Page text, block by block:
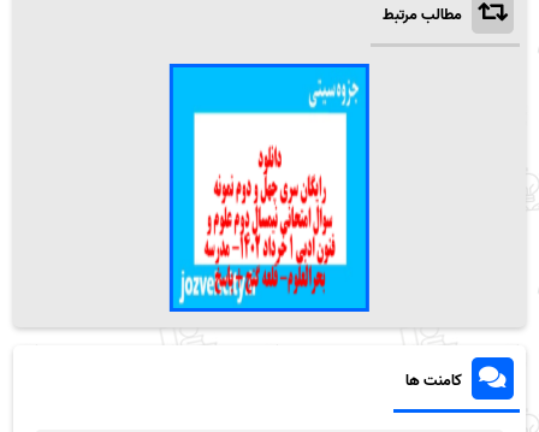
مطالب مرتبط
کامنت ها